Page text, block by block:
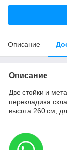
Описание
Описание
Две стойки и
перекладина
высота 260 см,